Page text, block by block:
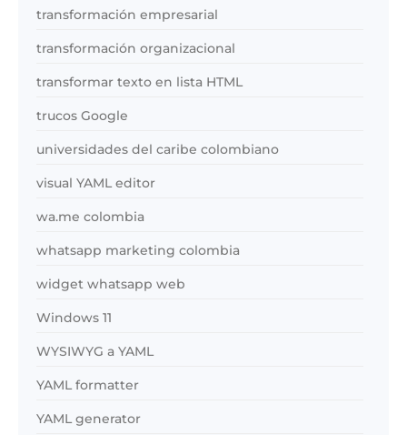
transformación empresarial
transformación organizacional
transformar texto en lista HTML
trucos Google
universidades del caribe colombiano
visual YAML editor
wa.me colombia
whatsapp marketing colombia
widget whatsapp web
Windows 11
WYSIWYG a YAML
YAML formatter
YAML generator